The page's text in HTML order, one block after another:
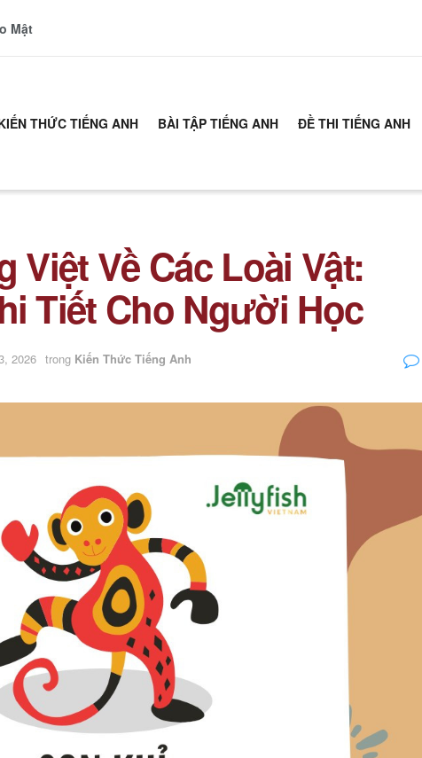
Mật
THỨC TIẾNG ANH BÀI TẬP TIẾNG ANH ĐỀ THI TIẾNG ANH
Việt Về Các Loài Vật:
Tiết Cho Người Học
2026 trong Kiến Thức Tiếng Anh